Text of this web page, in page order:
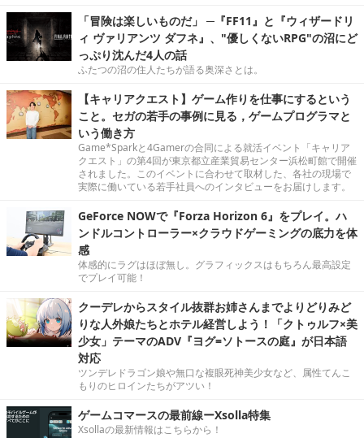
「冒険は楽しいものだ」 ─『FF11』と『ウィザードリ
ィ ヴァリアンツ ダフネ』、"優しくないRPG"の沼にど
っぷり沈んだ4人の話
ふたつの沼の住人たちが語る奥深さとは。
【キャリアクエスト】ゲーム作りを仕事にするという
こと。セガの若手の事例に見る，ゲームプログラマと
いう働き方
Game*Sparkと4Gamerの合同による就活イベント「キャリア
クエスト」の第4回が東京都立産業貿易センター浜松町館で開催
されました。このイベントに合わせて取材した、各社の現場で
実際に働いている若手社員へのインタビューをお届けします。
GeForce NOWで『Forza Horizon 6』をプレイ。ハ
ンドルコントローラー×クラウドゲーミングの底力を体
感
体感的にラグはほぼ無し。グラフィックスはもちろん最高設定
でプレイ可能！
クーデレからスタイル抜群お姉さんまでよりどりみど
りな人外娘たちとホテル経営しよう！「クトゥルフ×美
少女」テーマのADV『ヨグ=ソトースの庭』が日本語
対応
ツンデレドラゴン娘や無口な複眼死神美少女など、属性てんこ
もりのヒロインたちがアツい！
ゲームコマースの最前線ーXsolla特集
Xsollaの最新情報はこちらから！